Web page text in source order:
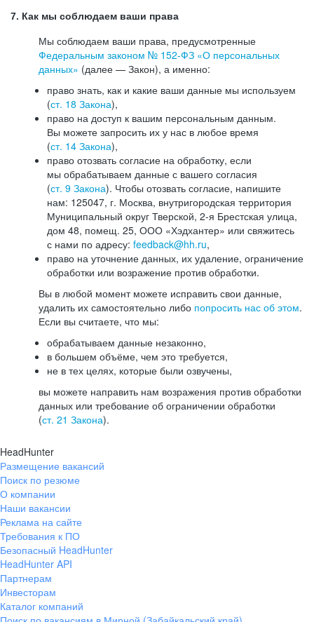
7. Как мы соблюдаем ваши права
Мы соблюдаем ваши права, предусмотренные
Федеральным законом № 152-ФЗ «О персональных
данных» (далее — Закон), а именно:
право знать, как и какие ваши данные мы используем
(ст. 18 Закона),
право на доступ к вашим персональным данным.
Вы можете запросить их у нас в любое время
(ст. 14 Закона),
право отозвать согласие на обработку, если
мы обрабатываем данные с вашего согласия
(ст. 9 Закона). Чтобы отозвать согласие, напишите
нам: 125047, г. Москва, внутригородская территория
Муниципальный округ Тверской, 2-я Брестская улица,
дом 48, помещ. 25, ООО «Хэдхантер» или свяжитесь
с нами по адресу: feedback@hh.ru,
право на уточнение данных, их удаление, ограничение
обработки или возражение против обработки.
Вы в любой момент можете исправить свои данные,
удалить их самостоятельно либо попросить нас об этом.
Если вы считаете, что мы:
обрабатываем данные незаконно,
в большем объёме, чем это требуется,
не в тех целях, которые были озвучены,
вы можете направить нам возражения против обработки
данных или требование об ограничении обработки
(ст. 21 Закона).
HeadHunter
Размещение вакансий
Поиск по резюме
О компании
Наши вакансии
Реклама на сайте
Требования к ПО
Безопасный HeadHunter
HeadHunter API
Партнерам
Инвесторам
Каталог компаний